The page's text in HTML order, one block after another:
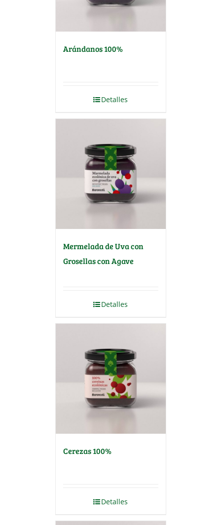
Arándanos 100%
Detalles
Mermelada de Uva con
Grosellas con Agave
Detalles
Cerezas 100%
Detalles